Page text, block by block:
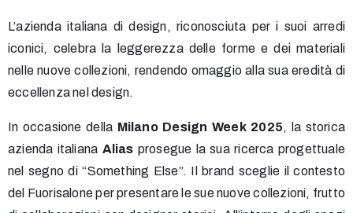
L’azienda italiana di design, riconosciuta per i suoi arredi
iconici, celebra la leggerezza delle forme e dei materiali
nelle nuove collezioni, rendendo omaggio alla sua eredità di
eccellenza nel design.
In occasione della Milano Design Week 2025, la storica
azienda italiana Alias prosegue la sua ricerca progettuale
nel segno di “Something Else”. Il brand sceglie il contesto
del Fuorisalone per presentare le sue nuove collezioni, frutto